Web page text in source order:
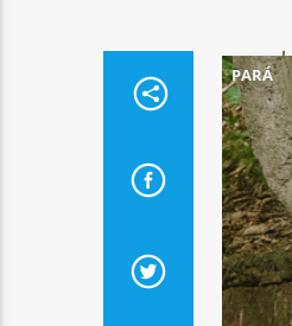
PARÁ